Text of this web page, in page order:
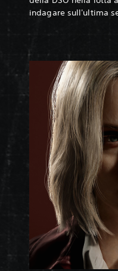
indagare sull'ultima